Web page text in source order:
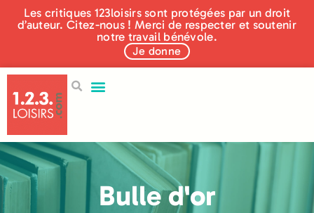
Les critiques 123loisirs sont protégées par un droit
d’auteur. Citez-nous ! Merci de respecter et soutenir
notre travail bénévole.
Je donne
Bulle d'or